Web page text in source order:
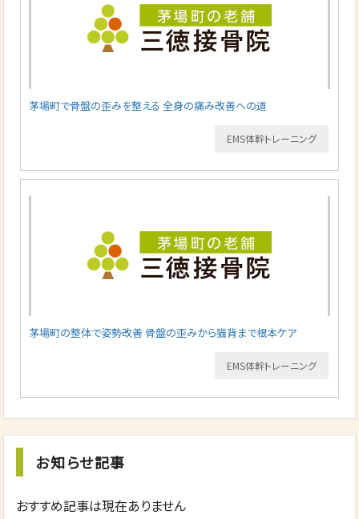
茅場町で骨盤の歪みを整える 全身の痛み改善への道
EMS体幹トレーニング
茅場町の整体で姿勢改善 骨盤の歪みから猫背まで根本ケア
EMS体幹トレーニング
お知らせ記事
おすすめ記事は現在ありません